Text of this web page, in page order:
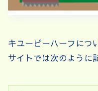
キユーピーハーフにつ
サイトでは次のように